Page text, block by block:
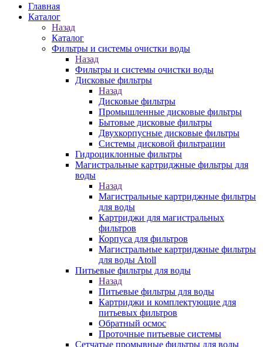
Главная
Каталог
Назад
Каталог
Фильтры и системы очистки воды
Назад
Фильтры и системы очистки воды
Дисковые фильтры
Назад
Дисковые фильтры
Промышленные дисковые фильтры
Бытовые дисковые фильтры
Двухкорпусные дисковые фильтры
Системы дисковой фильтрации
Гидроциклонные фильтры
Магистральные картриджные фильтры для
воды
Назад
Магистральные картриджные фильтры
для воды
Картриджи для магистральных
фильтров
Корпуса для фильтров
Магистральные картриджные фильтры
для воды Atoll
Питьевые фильтры для воды
Назад
Питьевые фильтры для воды
Картриджи и комплектующие для
питьевых фильтров
Обратный осмос
Проточные питьевые системы
Сетчатые промывные фильтры для воды